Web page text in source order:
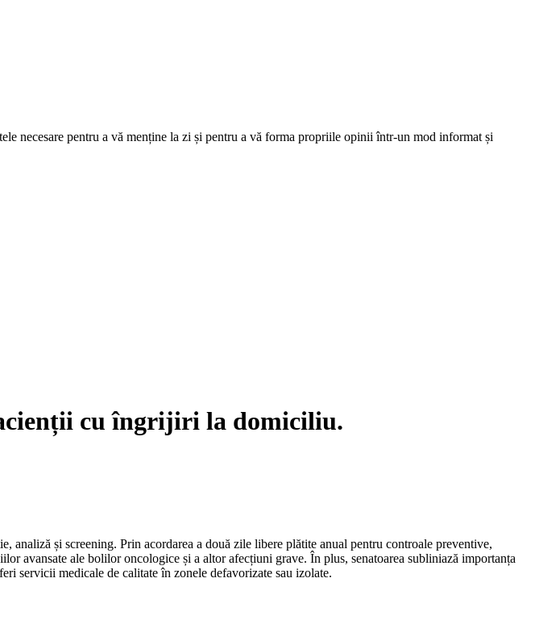
necesare pentru a vă menține la zi și pentru a vă forma propriile opinii într-un mod informat și
cu îngrijiri la domiciliu.
și screening. Prin acordarea a două zile libere plătite anual pentru controale preventive,
avansate ale bolilor oncologice și a altor afecțiuni grave. În plus, senatoarea subliniază importanța
servicii medicale de calitate în zonele defavorizate sau izolate.